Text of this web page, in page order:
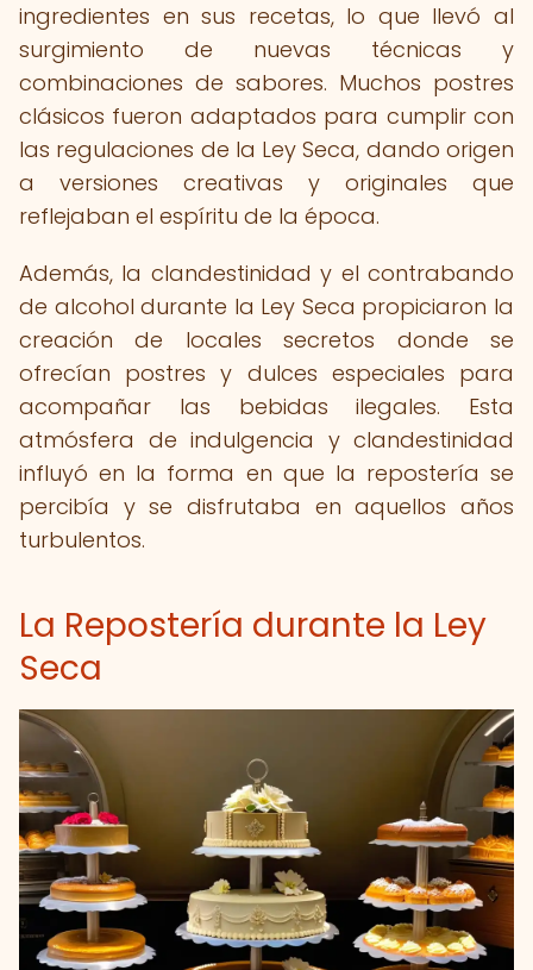
ingredientes en sus recetas, lo que llevó al
surgimiento de nuevas técnicas y
combinaciones de sabores. Muchos postres
clásicos fueron adaptados para cumplir con
las regulaciones de la Ley Seca, dando origen
a versiones creativas y originales que
reflejaban el espíritu de la época.
Además, la clandestinidad y el contrabando
de alcohol durante la Ley Seca propiciaron la
creación de locales secretos donde se
ofrecían postres y dulces especiales para
acompañar las bebidas ilegales. Esta
atmósfera de indulgencia y clandestinidad
influyó en la forma en que la repostería se
percibía y se disfrutaba en aquellos años
turbulentos.
La Repostería durante la Ley
Seca